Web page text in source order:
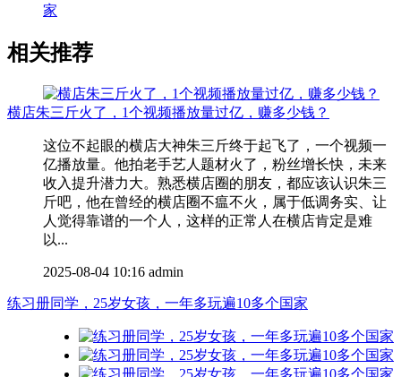
家
相关推荐
横店朱三斤火了，1个视频播放量过亿，赚多少钱？
这位不起眼的横店大神朱三斤终于起飞了，一个视频一
亿播放量。他拍老手艺人题材火了，粉丝增长快，未来
收入提升潜力大。熟悉横店圈的朋友，都应该认识朱三
斤吧，他在曾经的横店圈不瘟不火，属于低调务实、让
人觉得靠谱的一个人，这样的正常人在横店肯定是难
以...
2025-08-04 10:16 admin
练习册同学，25岁女孩，一年多玩遍10多个国家